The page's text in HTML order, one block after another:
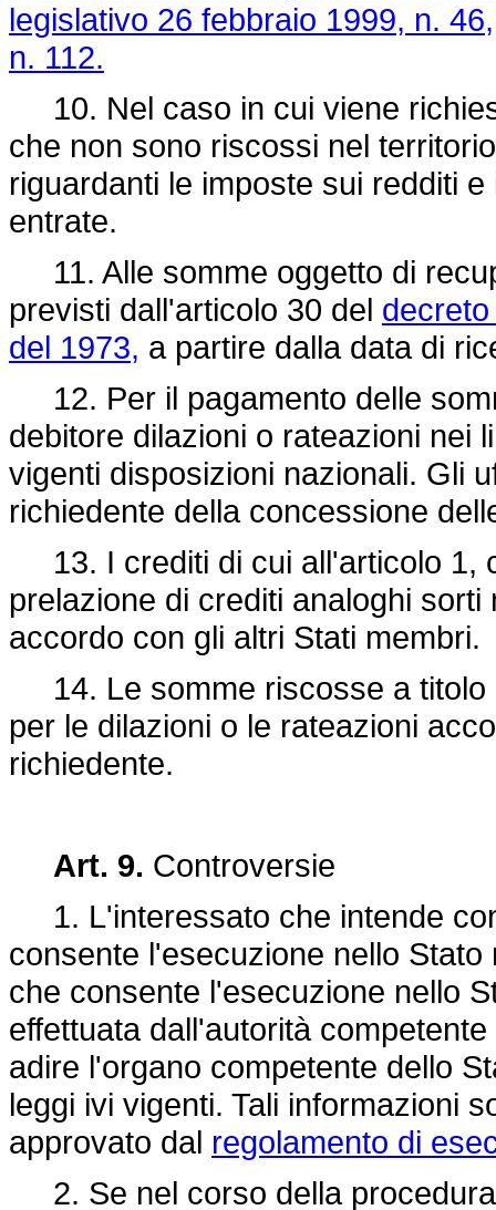
legislativo 26 febbraio 1999, n. 46,
n. 112.
10. Nel caso in cui viene
che non sono riscossi nel
riguardanti le imposte sui redditi
entrate.
11. Alle somme oggetto di
previsti dall'articolo 30 del
del 1973, a partire dalla data di
12. Per il pagamento delle
debitore dilazioni o rateazioni nei
vigenti disposizioni nazionali. Gli
richiedente della concessione
13. I crediti di cui all'articolo 1,
prelazione di crediti analoghi
accordo con gli altri Stati membri.
14. Le somme riscosse a titolo
per le dilazioni o le rateazioni
richiedente.
Art. 9. Controversie
1. L'interessato che intende
consente l'esecuzione nello
che consente l'esecuzione nello
effettuata dall'autorità
adire l'organo competente dello
leggi ivi vigenti. Tali informazioni
approvato dal regolamento di
2. Se nel corso della